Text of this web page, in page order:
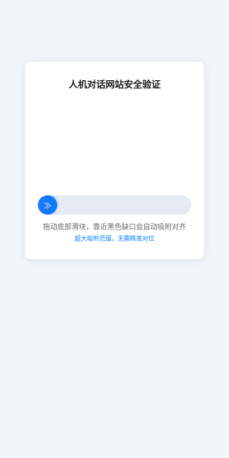
人机对话网站安全验证
≫
拖动底部滑块，靠近黑色缺口会自动吸附对齐
超大吸附范围，无需精准对位